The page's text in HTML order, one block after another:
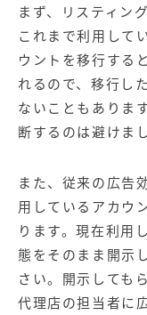
まず、リスティン
これまで利用して
ウントを移行する
れるので、移行し
ないこともありま
断するのは避けま
また、従来の広告
用しているアカウ
ります。現在利用
態をそのまま開示
さい。開示しても
代理店の担当者に